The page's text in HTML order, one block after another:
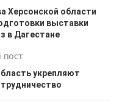
Херсонской области
выставки
в Дагестане
укрепляют